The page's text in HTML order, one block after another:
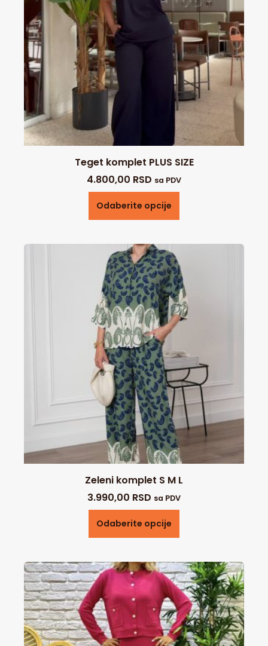
Teget komplet PLUS SIZE
4.800,00 RSD sa PDV
Odaberite opcije
Zeleni komplet S M L
3.990,00 RSD sa PDV
Odaberite opcije